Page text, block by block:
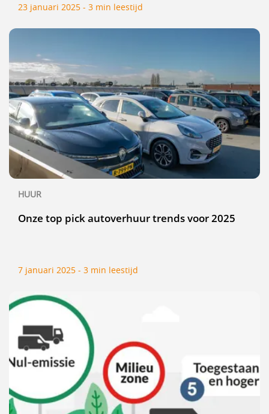
23 januari 2025 - 3 min leestijd
HUUR
Onze top pick autoverhuur trends voor 2025
7 januari 2025 - 3 min leestijd